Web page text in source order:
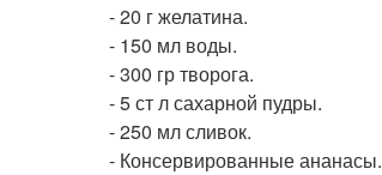
- 20 г желатина.
- 150 мл воды.
- 300 гр творога.
- 5 ст л сахарной пудры.
- 250 мл сливок.
- Консервированные ананасы.